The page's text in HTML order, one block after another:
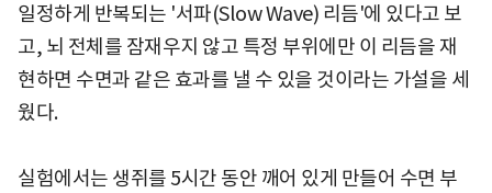
일정하게 반복되는 '서파(Slow Wave) 리듬'에 있다고 보
고, 뇌 전체를 잠재우지 않고 특정 부위에만 이 리듬을 재
현하면 수면과 같은 효과를 낼 수 있을 것이라는 가설을 세
웠다.
실험에서는 생쥐를 5시간 동안 깨어 있게 만들어 수면 부